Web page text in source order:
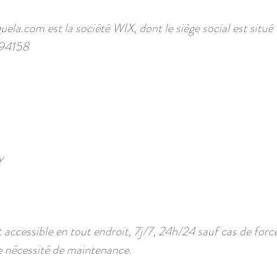
est la société WIX, dont le siège social est situé
accessible en tout endroit, 7j/7, 24h/24 sauf cas de
de maintenance.